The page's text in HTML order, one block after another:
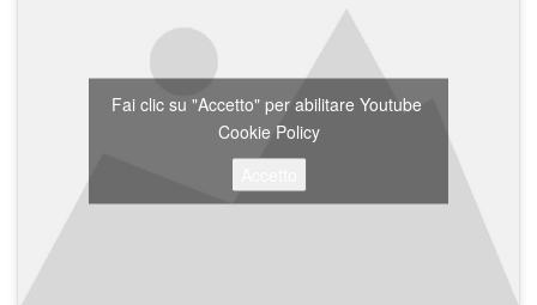
Fai clic su "Accetto" per abilitare Youtube
Cookie Policy